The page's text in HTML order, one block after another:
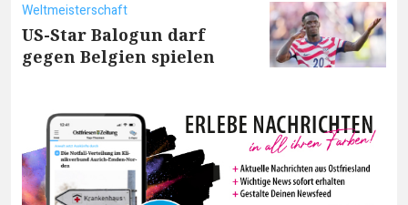
Weltmeisterschaft
US-Star Balogun darf
gegen Belgien spielen